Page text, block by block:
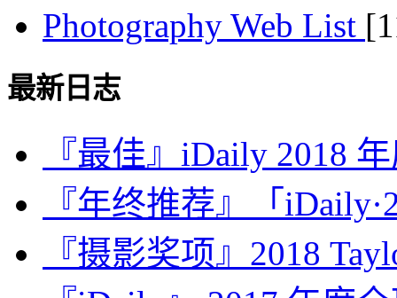
Photography Web List
最新日志
『最佳』iDaily 2018
『年终推荐』「
『摄影奖项』2018